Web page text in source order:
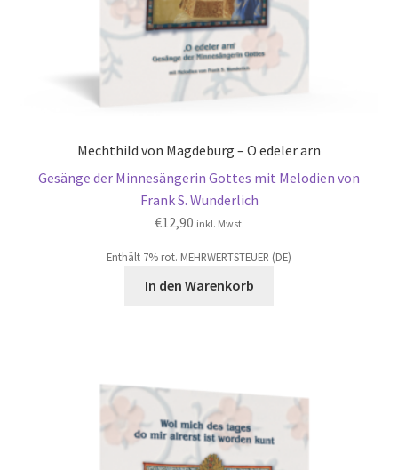
Mechthild von Magdeburg – O edeler arn
Gesänge der Minnesängerin Gottes mit Melodien von
Frank S. Wunderlich
€12,90 inkl. Mwst.
Enthält 7% rot. MEHRWERTSTEUER (DE)
In den Warenkorb